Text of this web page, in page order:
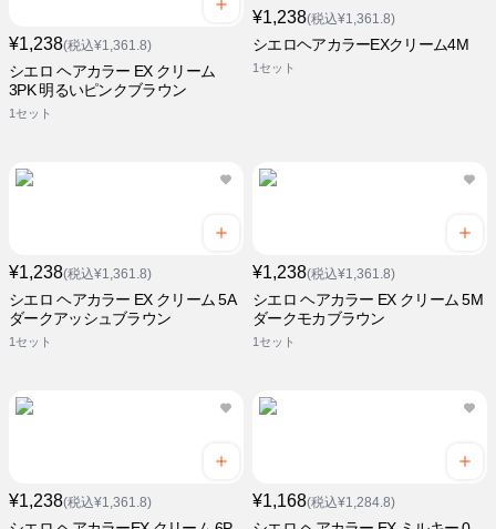
¥1,238(税込¥1,361.8)
シエロ ヘアカラー EX クリーム
3PK 明るいピンクブラウン
1セット
¥1,238(税込¥1,361.8)
シエロヘアカラーEXクリーム4M
1セット
¥1,238(税込¥1,361.8)
シエロ ヘアカラー EX クリーム 5A
ダークアッシュブラウン
1セット
¥1,238(税込¥1,361.8)
シエロ ヘアカラー EX クリーム 5M
ダークモカブラウン
1セット
¥1,238(税込¥1,361.8) ¥1,168(税込¥1,284.8)